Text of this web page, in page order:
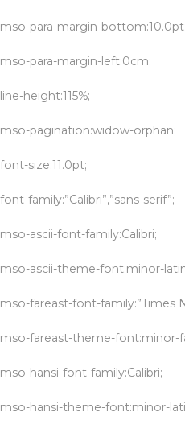
mso-para-margin-bottom:10.0pt;
mso-para-margin-left:0cm;
line-height:115%;
mso-pagination:widow-orphan;
font-size:11.0pt;
font-family:”Calibri”,”sans-serif”;
mso-ascii-font-family:Calibri;
mso-ascii-theme-font:minor-
mso-fareast-font-family:”Times
mso-fareast-theme-font:minor-
mso-hansi-font-family:Calibri;
mso-hansi-theme-font:minor-